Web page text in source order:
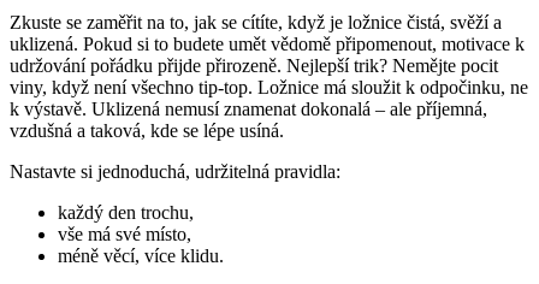
Zkuste se zaměřit na to, jak se cítíte, když je ložnice čistá, svěží a
uklizená. Pokud si to budete umět vědomě připomenout, motivace k
udržování pořádku přijde přirozeně. Nejlepší trik? Nemějte pocit
viny, když není všechno tip-top. Ložnice má sloužit k odpočinku, ne
k výstavě. Uklizená nemusí znamenat dokonalá – ale příjemná,
vzdušná a taková, kde se lépe usíná.
Nastavte si jednoduchá, udržitelná pravidla:
každý den trochu,
vše má své místo,
méně věcí, více klidu.